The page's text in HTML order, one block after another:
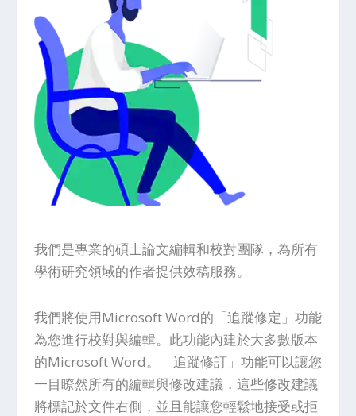
我們是專業的碩士論文編輯和校對團隊，為所有
學術研究領域的作者提供效稿服務。
我們將使用Microsoft Word的「追蹤修定」功能
為您進行校對與編輯。此功能內建於大多數版本
的Microsoft Word。「追蹤修訂」功能可以讓您
一目瞭然所有的編輯與修改建議，這些修改建議
將標記於文件右側，並且能讓您輕鬆地接受或拒